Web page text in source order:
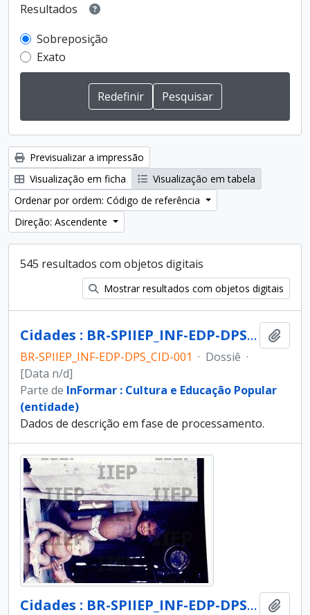
Resultados
Sobreposição
Exato
Previsualizar a impressão
Visualização em ficha
Visualização em tabela
Ordenar por ordem: Código de referência
Direção: Ascendente
545 resultados com objetos digitais
Mostrar resultados com objetos digitais
Cidades : BR-SPIIEP_INF-EDP-DPS_CID-001 [dossiê]
BR-SPIIEP_INF-EDP-DPS_CID-001 · Dossiê ·
[Data n/d]
Parte de InFormar : Cultura e Educação Popular
(entidade)
Dados de descrição em fase de processamento.
Cidades : BR-SPIIEP_INF-EDP-DPS_CID-001-04 [diapositivo]